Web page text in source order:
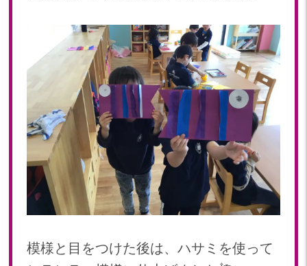
模様と目をつけた後は、ハサミを使って